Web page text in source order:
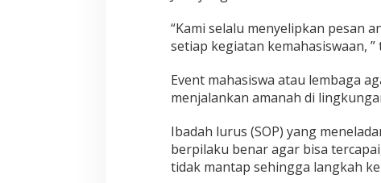
“Kami selalu menyelipkan pesan
setiap kegiatan kemahasiswaan, ”
Event mahasiswa atau lembaga
menjalankan amanah di
Ibadah lurus (SOP) yang
berpilaku benar agar bisa
tidak mantap sehingga langkah